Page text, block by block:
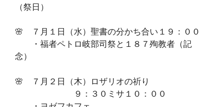
（祭日）
🌸 ７月１日（水）聖書の分かち合い１９：００
・福者ペトロ岐部司祭と１８７殉教者（記
念）
🌸 ７月２日（木）ロザリオの祈り
９：３０ミサ１０：００